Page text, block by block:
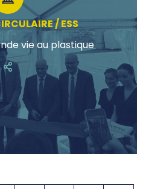
/ ESS
vie au plastique